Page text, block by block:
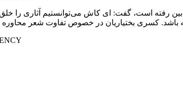
بین رفته است، گفت: ای کاش می‌توانستیم آثاری را